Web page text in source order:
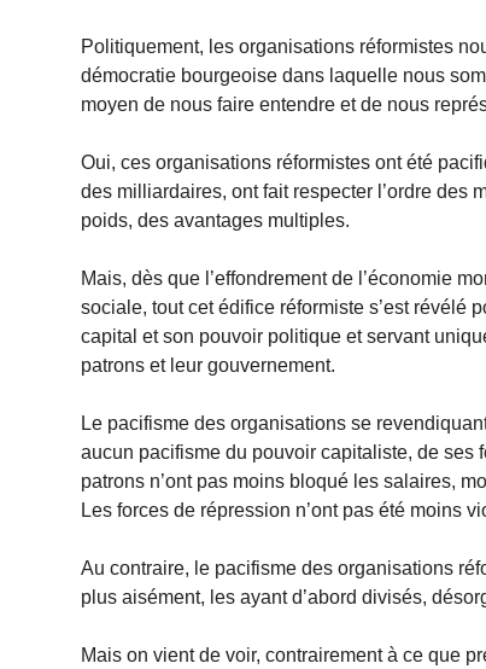
Politiquement, les organisations réformistes
démocratie bourgeoise dans laquelle nous
moyen de nous faire entendre et de nous
Oui, ces organisations réformistes ont été
des milliardaires, ont fait respecter l’ordre des
poids, des avantages multiples.
Mais, dès que l’effondrement de l’économie
sociale, tout cet édifice réformiste s’est révélé
capital et son pouvoir politique et servant
patrons et leur gouvernement.
Le pacifisme des organisations se
aucun pacifisme du pouvoir capitaliste, de ses
patrons n’ont pas moins bloqué les salaires,
Les forces de répression n’ont pas été moins
Au contraire, le pacifisme des organisations
plus aisément, les ayant d’abord divisés,
Mais on vient de voir, contrairement à ce que